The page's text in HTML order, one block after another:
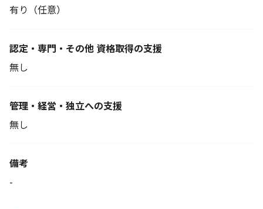
有り（任意）
認定・専門・その他 資格取得の支援
無し
管理・経営・独立への支援
無し
備考
-